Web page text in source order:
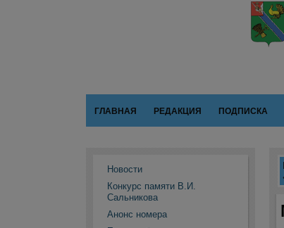
ГЛАВНАЯ РЕДАКЦИЯ ПОДПИСКА
Новости
Конкурс памяти В.И.
Сальникова
Анонс номера